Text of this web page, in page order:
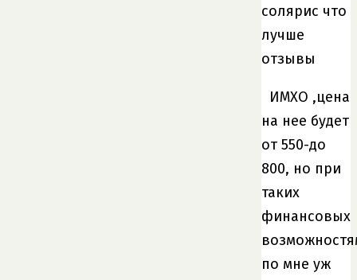
ИМХО ,цена
на нее будет
от 550-до
800, но при
таких
финансовых
по мне уж